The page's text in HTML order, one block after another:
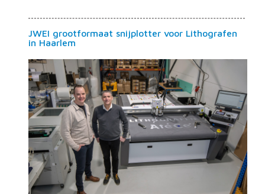
JWEI grootformaat snijplotter voor Lithografen
in Haarlem